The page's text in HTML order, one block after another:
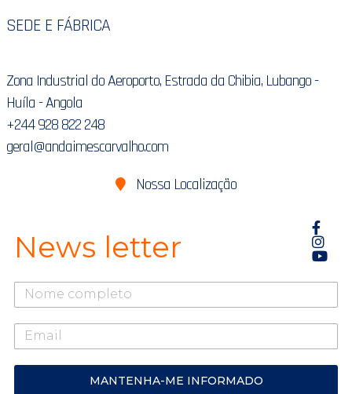
SEDE E FÁBRICA
Zona Industrial do Aeroporto, Estrada da Chibia, Lubango -
Huíla - Angola
+244 928 822 248
geral@andaimescarvalho.com
Nossa Localização
News letter
seu
nome
seu
mail
MANTENHA-ME INFORMADO